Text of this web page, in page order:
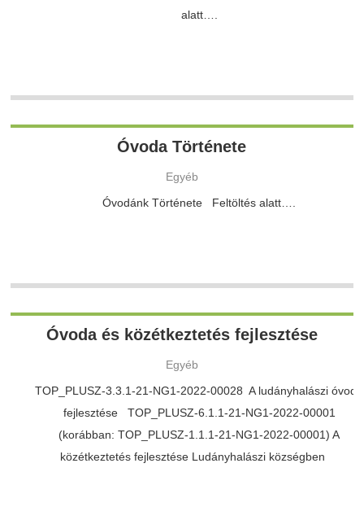
alatt….
Óvoda Története
Egyéb
Óvodánk Története Feltöltés alatt….
Óvoda és közétkeztetés fejlesztése
Egyéb
TOP_PLUSZ-3.3.1-21-NG1-2022-00028 A ludányhalászi óvoda
fejlesztése TOP_PLUSZ-6.1.1-21-NG1-2022-00001
(korábban: TOP_PLUSZ-1.1.1-21-NG1-2022-00001) A
közétkeztetés fejlesztése Ludányhalászi községben